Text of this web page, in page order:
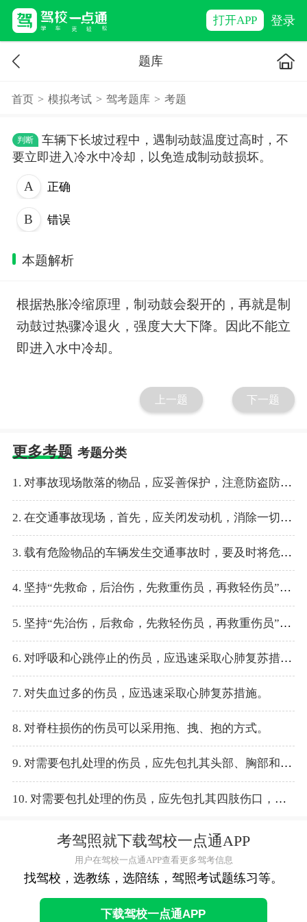
打开APP 登录
题库
首页 > 模拟考试 > 驾考题库 > 考题
判断
车辆下长坡过程中，遇制动鼓温度过高时，不
要立即进入冷水中冷却，以免造成制动鼓损坏。
正确
错误
本题解析
根据热胀冷缩原理，制动鼓会裂开的，再就是制
动鼓过热骤冷退火，强度大大下降。因此不能立
即进入水中冷却。
上一题 下一题
更多考题 考题分类
1. 对事故现场散落的物品，应妥善保护，注意防盗防抢。
2. 在交通事故现场，首先，应关闭发动机，消除一切可能引起火灾的隐患。
3. 载有危险物品的车辆发生交通事故时，要及时将危险物品的化学特性及装载量、泄漏量等情况通知相关部门。
4. 坚持“先救命，后治伤，先救重伤员，再救轻伤员”的救护原则。
5. 坚持“先治伤，后救命，先救轻伤员，再救重伤员”的救护原则。
6. 对呼吸和心跳停止的伤员，应迅速采取心肺复苏措施。
7. 对失血过多的伤员，应迅速采取心肺复苏措施。
8. 对脊柱损伤的伤员可以采用拖、拽、抱的方式。
9. 对需要包扎处理的伤员，应先包扎其头部、胸部和腹部伤口，再包扎其四肢伤口。
10. 对需要包扎处理的伤员，应先包扎其四肢伤口，再包扎其头部、胸部和腹部伤口。
考驾照就下载驾校一点通APP
用户在驾校一点通APP查看更多驾考信息
找驾校，选教练，选陪练，驾照考试题练习等。
下载驾校一点通APP